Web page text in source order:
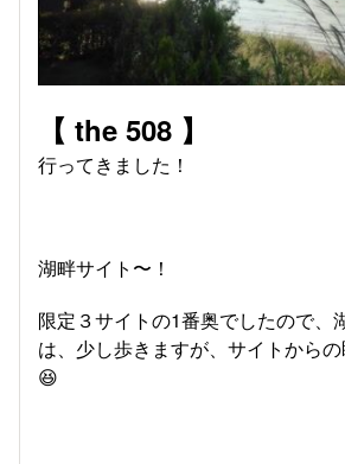
【 the 508 】
行ってきました！
湖畔サイト〜！
限定３サイトの1番奥でしたので、
は、少し歩きますが、サイトから
😆